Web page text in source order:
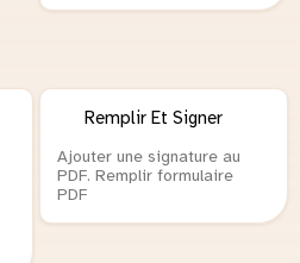
Remplir Et Signer
Ajouter une signature au
PDF. Remplir formulaire
PDF